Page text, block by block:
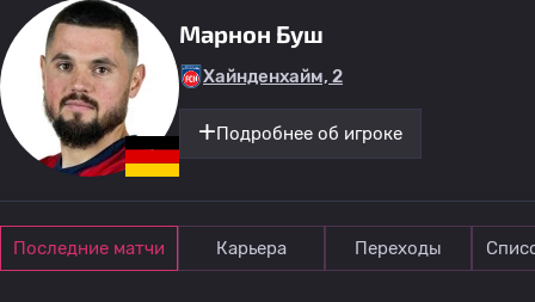
Марнон Буш
Хайнденхайм, 2
Подробнее об игроке
Последние матчи Карьера Переходы